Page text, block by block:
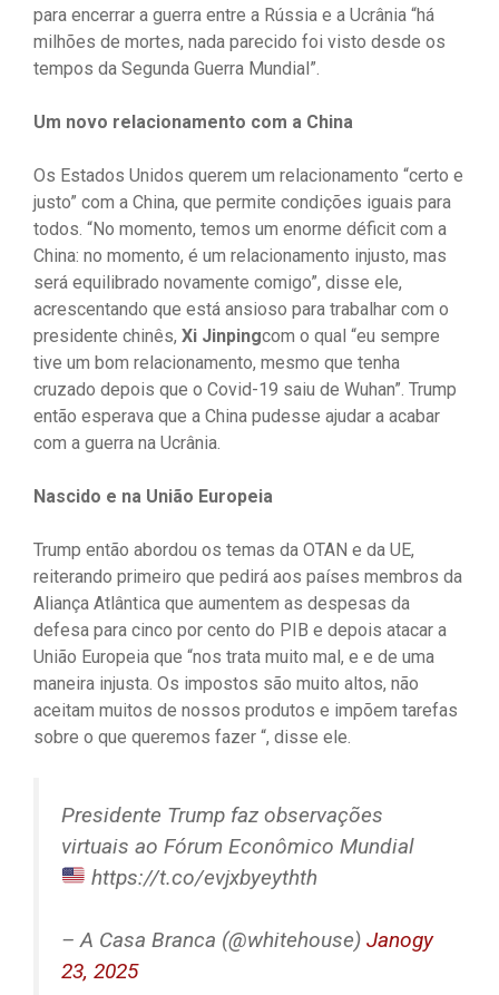
para encerrar a guerra entre a Rússia e a Ucrânia “há
milhões de mortes, nada parecido foi visto desde os
tempos da Segunda Guerra Mundial”.
Um novo relacionamento com a China
Os Estados Unidos querem um relacionamento “certo e
justo” com a China, que permite condições iguais para
todos. “No momento, temos um enorme déficit com a
China: no momento, é um relacionamento injusto, mas
será equilibrado novamente comigo”, disse ele,
acrescentando que está ansioso para trabalhar com o
presidente chinês, Xi Jinpingcom o qual “eu sempre
tive um bom relacionamento, mesmo que tenha
cruzado depois que o Covid-19 saiu de Wuhan”. Trump
então esperava que a China pudesse ajudar a acabar
com a guerra na Ucrânia.
Nascido e na União Europeia
Trump então abordou os temas da OTAN e da UE,
reiterando primeiro que pedirá aos países membros da
Aliança Atlântica que aumentem as despesas da
defesa para cinco por cento do PIB e depois atacar a
União Europeia que “nos trata muito mal, e e de uma
maneira injusta. Os impostos são muito altos, não
aceitam muitos de nossos produtos e impõem tarefas
sobre o que queremos fazer “, disse ele.
Presidente Trump faz observações
virtuais ao Fórum Econômico Mundial
https://t.co/evjxbyeythth
– A Casa Branca (@whitehouse) Janogy
23, 2025